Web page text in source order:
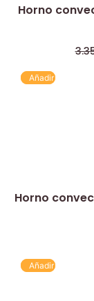
Horno
Añadir
Horno
Añadir